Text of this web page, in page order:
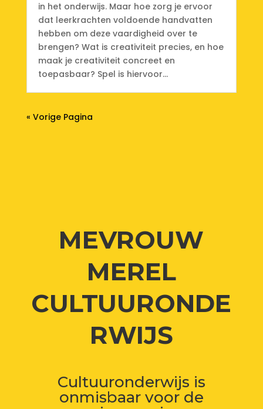
in het onderwijs. Maar hoe zorg je ervoor
dat leerkrachten voldoende handvatten
hebben om deze vaardigheid over te
brengen? Wat is creativiteit precies, en hoe
maak je creativiteit concreet en
toepasbaar? Spel is hiervoor...
« Vorige Pagina
MEVROUW
MEREL
CULTUURONDE
RWIJS
Cultuuronderwijs is
onmisbaar voor de